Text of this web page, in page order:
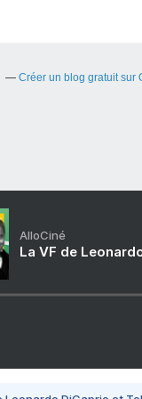
Créer un blog gratuit sur
AlloCiné
La VF de